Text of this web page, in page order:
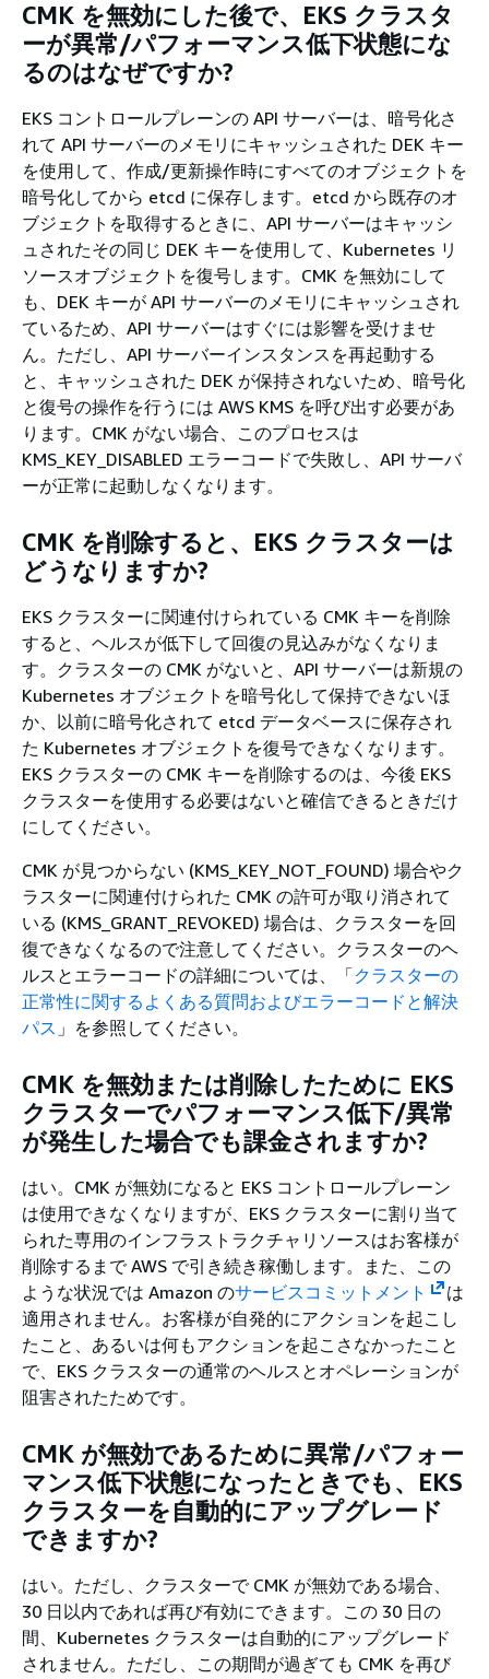
CMK を無効にした後で、EKS クラスタ
ーが異常/パフォーマンス低下状態にな
るのはなぜですか?
EKS コントロールプレーンの API サーバーは、暗号化さ
れて API サーバーのメモリにキャッシュされた DEK キー
を使用して、作成/更新操作時にすべてのオブジェクトを
暗号化してから etcd に保存します。etcd から既存のオ
ブジェクトを取得するときに、API サーバーはキャッシ
ュされたその同じ DEK キーを使用して、Kubernetes リ
ソースオブジェクトを復号します。CMK を無効にして
も、DEK キーが API サーバーのメモリにキャッシュされ
ているため、API サーバーはすぐには影響を受けませ
ん。ただし、API サーバーインスタンスを再起動する
と、キャッシュされた DEK が保持されないため、暗号化
と復号の操作を行うには AWS KMS を呼び出す必要があ
ります。CMK がない場合、このプロセスは
KMS_KEY_DISABLED エラーコードで失敗し、API サーバ
ーが正常に起動しなくなります。
CMK を削除すると、EKS クラスターは
どうなりますか?
EKS クラスターに関連付けられている CMK キーを削除
すると、ヘルスが低下して回復の見込みがなくなりま
す。クラスターの CMK がないと、API サーバーは新規の
Kubernetes オブジェクトを暗号化して保持できないほ
か、以前に暗号化されて etcd データベースに保存され
た Kubernetes オブジェクトを復号できなくなります。
EKS クラスターの CMK キーを削除するのは、今後 EKS
クラスターを使用する必要はないと確信できるときだけ
にしてください。
CMK が見つからない (KMS_KEY_NOT_FOUND) 場合やク
ラスターに関連付けられた CMK の許可が取り消されて
いる (KMS_GRANT_REVOKED) 場合は、クラスターを回
復できなくなるので注意してください。クラスターのヘ
ルスとエラーコードの詳細については、「クラスターの
正常性に関するよくある質問およびエラーコードと解決
パス 」を参照してください。
CMK を無効または削除したために EKS
クラスターでパフォーマンス低下/異常
が発生した場合でも課金されますか?
はい。CMK が無効になると EKS コントロールプレーン
は使用できなくなりますが、EKS クラスターに割り当て
られた専用のインフラストラクチャリソースはお客様が
削除するまで AWS で引き続き稼働します。また、この
ような状況では Amazon のサービスコミットメント
は
適用されません。お客様が自発的にアクションを起こし
たこと、あるいは何もアクションを起こさなかったこと
で、EKS クラスターの通常のヘルスとオペレーションが
阻害されたためです。
CMK が無効であるために異常/パフォー
マンス低下状態になったときでも、EKS
クラスターを自動的にアップグレード
できますか?
はい。ただし、クラスターで CMK が無効である場合、
30 日以内であれば再び有効にできます。この 30 日の
間、Kubernetes クラスターは自動的にアップグレード
されません。ただし、この期間が過ぎても CMK を再び